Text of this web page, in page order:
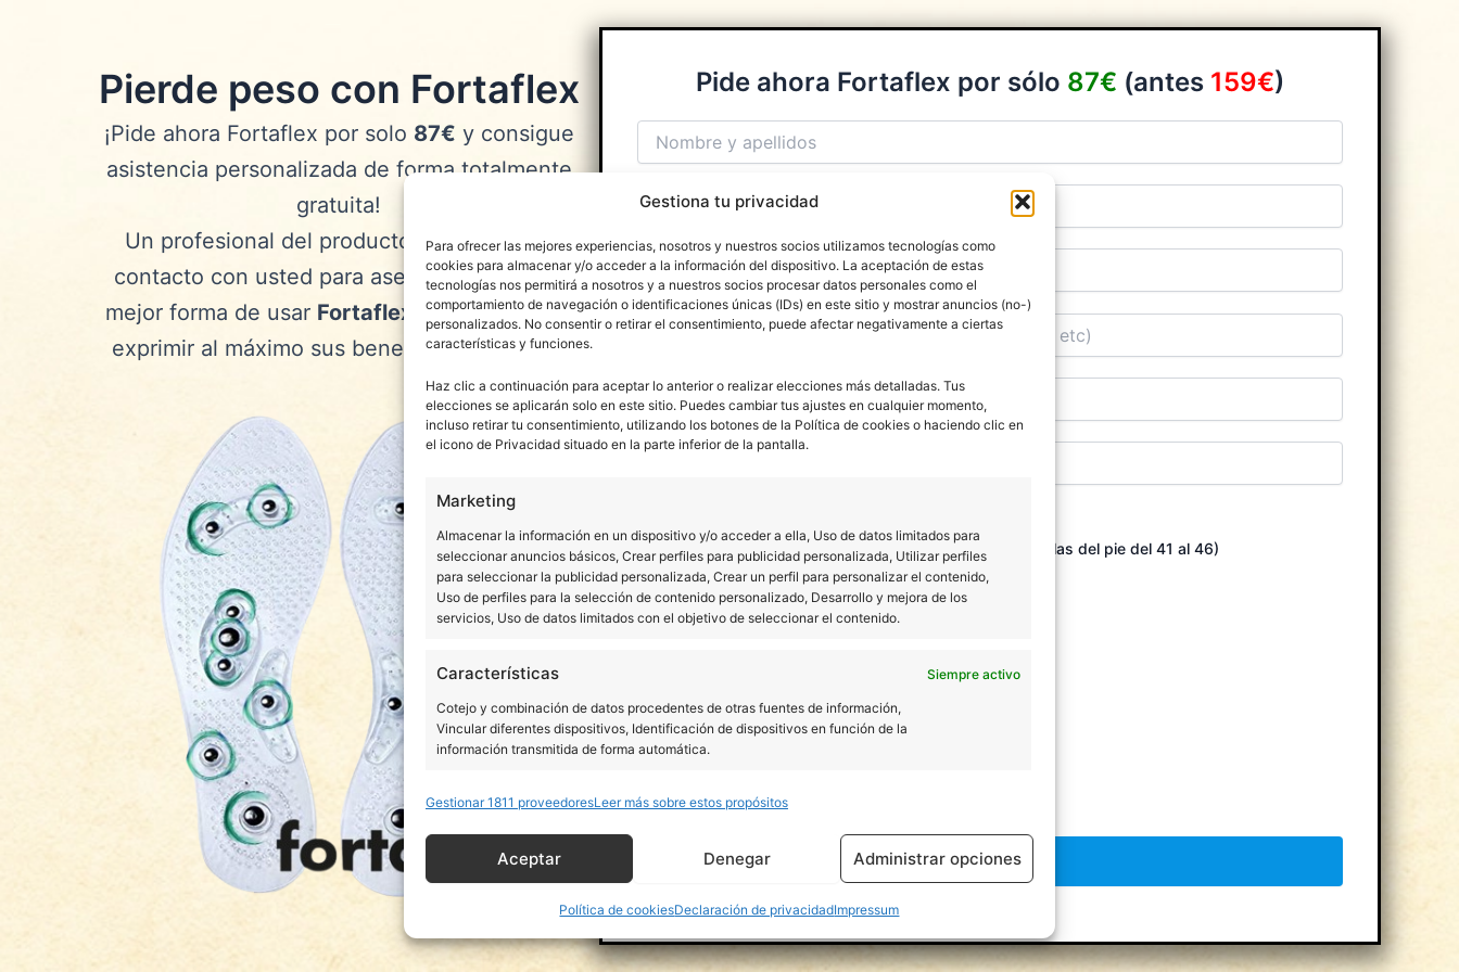
Gestiona tu privacidad
Para ofrecer las mejores experiencias, nosotros y nuestros socios utilizamos tecnologías como
cookies para almacenar y/o acceder a la información del dispositivo. La aceptación de estas
tecnologías nos permitirá a nosotros y a nuestros socios procesar datos personales como el
comportamiento de navegación o identificaciones únicas (IDs) en este sitio y mostrar anuncios (no-)
personalizados. No consentir o retirar el consentimiento, puede afectar negativamente a ciertas
características y funciones.
Haz clic a continuación para aceptar lo anterior o realizar elecciones más detalladas. Tus
elecciones se aplicarán solo en este sitio. Puedes cambiar tus ajustes en cualquier momento,
incluso retirar tu consentimiento, utilizando los botones de la Política de cookies o haciendo clic en
el icono de Privacidad situado en la parte inferior de la pantalla.
Marketing
Almacenar la información en un dispositivo y/o acceder a ella, Uso de datos limitados para
seleccionar anuncios básicos, Crear perfiles para publicidad personalizada, Utilizar perfiles
para seleccionar la publicidad personalizada, Crear un perfil para personalizar el contenido,
Uso de perfiles para la selección de contenido personalizado, Desarrollo y mejora de los
servicios, Uso de datos limitados con el objetivo de seleccionar el contenido.
Características Siempre activo
Cotejo y combinación de datos procedentes de otras fuentes de información,
Vincular diferentes dispositivos, Identificación de dispositivos en función de la
información transmitida de forma automática.
Utilizar datos de localización geográfica precisa, Identificar los
dispositivos en función de la información solicitada activamente.
Garantizar la seguridad, evitar y detectar fraudes, y eliminar
fallos, Ofrecer y presentar publicidad y contenido, Guardar y
comunicar las preferencias de privacidad.
Gestionar 1811 proveedoresLeer más sobre estos propósitos
Aceptar Denegar Administrar opciones
Política de cookiesDeclaración de privacidadImpressum
Pierde peso con Fortaflex
¡Pide ahora Fortaflex por solo 87€ y consigue
asistencia personalizada de forma totalmente
gratuita!
Un profesional del producto se pondrá en
contacto con usted para asesorarle sobre la
mejor forma de usar Fortaflex
y así conseguir
exprimir al máximo sus beneficios naturales.
Pide ahora Fortaflex por sólo 87€ (antes 159€)
S (para tallas del pie del 36 al 40)
L (para tallas del pie del 41 al 46)
Método de pago
Contrarembolso
Envío GRATIS (2-3 días)
Procesamiento de datos